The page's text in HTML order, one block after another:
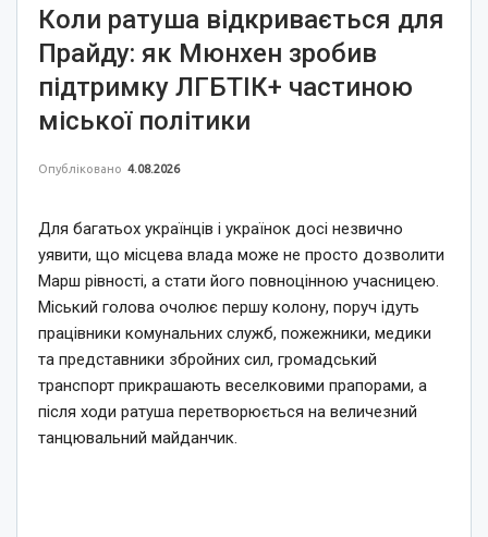
Коли ратуша відкривається для
Прайду: як Мюнхен зробив
підтримку ЛГБТІК+ частиною
міської політики
Опубліковано 4.08.2026
Для багатьох українців і українок досі незвично
уявити, що місцева влада може не просто дозволити
Марш рівності, а стати його повноцінною учасницею.
Міський голова очолює першу колону, поруч ідуть
працівники комунальних служб, пожежники, медики
та представники збройних сил, громадський
транспорт прикрашають веселковими прапорами, а
після ходи ратуша перетворюється на величезний
танцювальний майданчик.